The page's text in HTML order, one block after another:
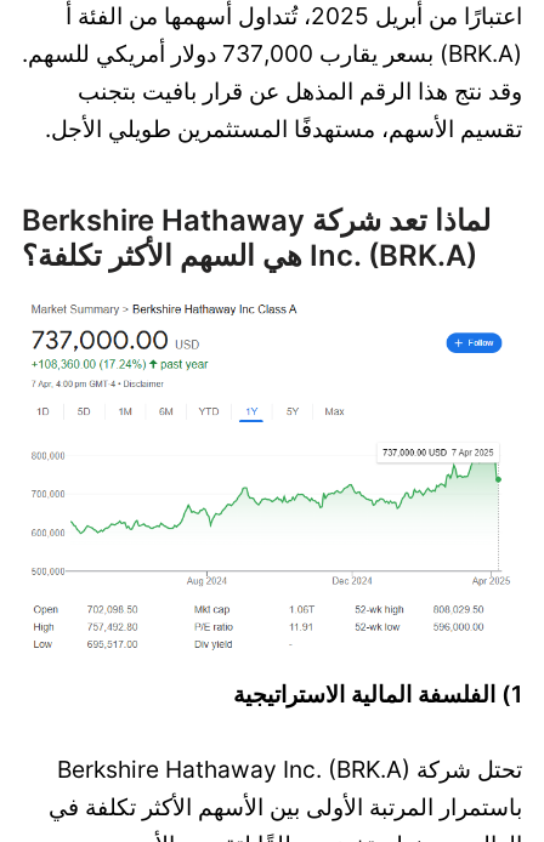
اعتبارًا من أبريل 2025، تُتداول أسهمها من الفئة أ
(BRK.A) بسعر يقارب 737,000 دولار أمريكي للسهم.
وقد نتج هذا الرقم المذهل عن قرار بافيت بتجنب
تقسيم الأسهم، مستهدفًا المستثمرين طويلي الأجل.
لماذا تعد شركة Berkshire Hathaway
Inc. (BRK.A) هي السهم الأكثر تكلفة؟
1) الفلسفة المالية الاستراتيجية
تحتل شركة Berkshire Hathaway Inc. (BRK.A)
باستمرار المرتبة الأولى بين الأسهم الأكثر تكلفة في